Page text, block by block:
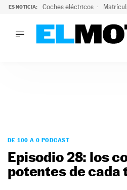
ES NOTICIA: Coches eléctricos
PODCAST
MOTOS
TECNOLOGÍA
SUPERCOCHES
DE 100 A 0 PODCAST
Episodio 28: los
potentes de cada